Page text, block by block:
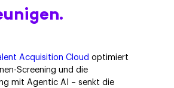
Acquisition Cloud optimiert
Screening und die
mit Agentic AI – senkt die